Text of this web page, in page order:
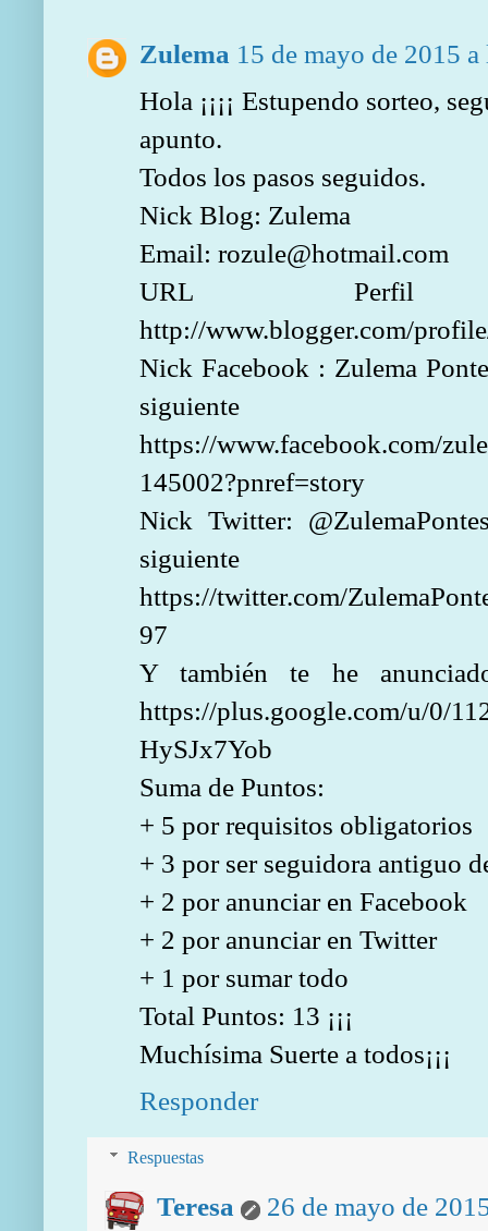
Zulema 15 de mayo de 2015
Hola ¡¡¡¡ Estupendo sorteo,
apunto.
Todos los pasos seguidos.
Nick Blog: Zulema
Email: rozule@hotmail.com
URL Perfil
http://www.blogger.com/
Nick Facebook : Zulema
https://www.facebook.com/
145002?pnref=story
Nick Twitter:
https://twitter.com/
97
Y también te he
https://plus.google.com/u/0/
HySJx7Yob
Suma de Puntos:
+ 5 por requisitos obligatorios
+ 3 por ser seguidora antiguo
+ 2 por anunciar en Facebook
+ 2 por anunciar en Twitter
+ 1 por sumar todo
Total Puntos: 13 ¡¡¡
Muchísima Suerte a todos¡¡¡
Responder
Respuestas
Teresa
26 de mayo de